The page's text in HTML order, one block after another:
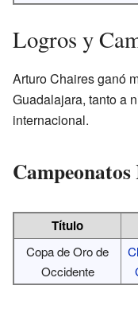
Logros y
Arturo Chaires ganó
Guadalajara, tanto a
internacional.
Campeonatos
Título
Copa de Oro de
Occidente